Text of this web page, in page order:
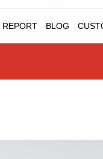
REPORT BLOG